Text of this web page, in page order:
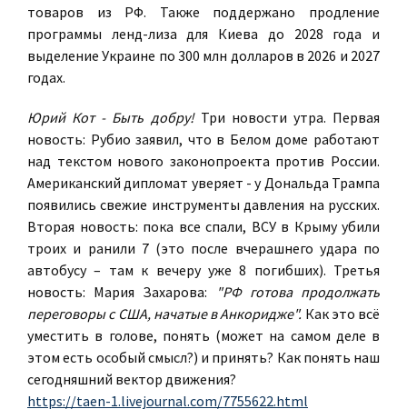
товаров из РФ. Также поддержано продление
программы ленд-лиза для Киева до 2028 года и
выделение Украине по 300 млн долларов в 2026 и 2027
годах.
Юрий Кот - Быть добру!Три новости утра. Первая
новость: Рубио заявил, что в Белом доме работают
над текстом нового законопроекта против России.
Американский дипломат уверяет - у Дональда Трампа
появились свежие инструменты давления на русских.
Вторая новость: пока все спали, ВСУ в Крыму убили
троих и ранили 7 (это после вчерашнего удара по
автобусу – там к вечеру уже 8 погибших). Третья
новость: Мария Захарова:
"РФ готова продолжать
переговоры с США, начатые в Анкоридже". Как это всё
уместить в голове, понять (может на самом деле в
этом есть особый смысл?) и принять? Как понять наш
сегодняшний вектор движения?
https://taen-1.livejournal.com/7755622.html